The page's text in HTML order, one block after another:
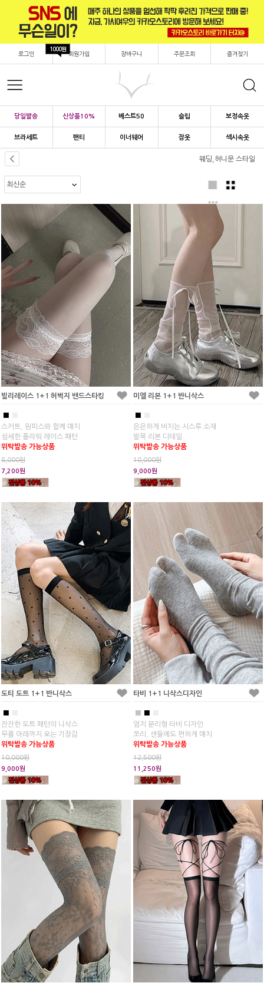
로그인 회원가입
1000원
장바구니 주문조회 즐겨찾기
당일발송 신상품10% 베스트50 슬립 보정속옷
브라세트 팬티 이너웨어 잠옷 섹시속옷
웨딩,허니문 스타일
빌리레이스 1+1 허벅지 밴드스타킹
■
스커트, 원피스와 함께 매치
섬세한 플라워 레이스 패턴
위탁발송 가능상품
8,000원
7,200원
미엘 리본 1+1 반니삭스
■
은은하게 비치는 시스루 소재
발목 리본 디테일
위탁발송 가능상품
10,000원
9,000원
도티 도트 1+1 반니삭스
■
잔잔한 도트 패턴의 니삭스
무릎 아래까지 오는 기장감
위탁발송 가능상품
10,000원
9,000원
타비 1+1 니삭스디자인
■
엄지 분리형 타비 디자인
쪼리, 샌들에도 편하게 매치
위탁발송 가능상품
12,500원
11,250원